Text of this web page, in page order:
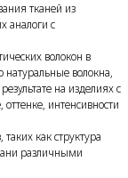
тканей из
аналоги с
волокон в
волокна,
на изделиях с
интенсивности
как структура
различными